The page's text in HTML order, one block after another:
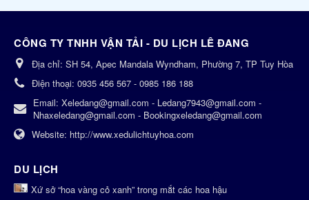
CÔNG TY TNHH VẬN TẢI - DU LỊCH LÊ ĐANG
Địa chỉ: SH 54, Apec Mandala Wyndham, Phường 7, TP Tuy Hòa
Điện thoại: 0935 456 567 - 0985 186 188
Email: Xeledang@gmail.com - Ledang7943@gmail.com -
Nhaxeledang@gmail.com - Bookingxeledang@gmail.com
Website: http://www.xedulichtuyhoa.com
DU LỊCH
Xứ sở “hoa vàng cỏ xanh” trong mắt các hoa hậu